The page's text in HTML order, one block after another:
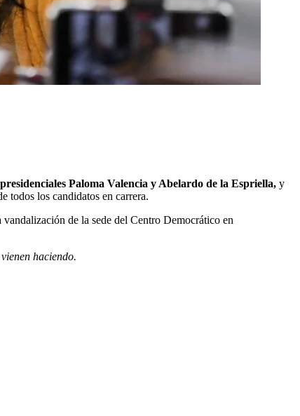
Paloma Valencia y Abelardo de la Espriella, y
todos los candidatos en carrera.
de la sede del Centro Democrático en
haciendo.